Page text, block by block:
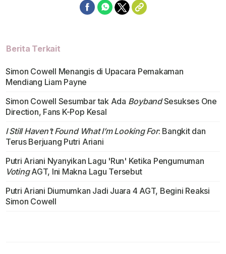
Berita Terkait
Simon Cowell Menangis di Upacara Pemakaman
Mendiang Liam Payne
Simon Cowell Sesumbar tak Ada BoybandSesukses One
Direction, Fans K-Pop Kesal
I Still Haven’t Found What I’m Looking For: Bangkit dan
Terus Berjuang Putri Ariani
Putri Ariani Nyanyikan Lagu 'Run' Ketika Pengumuman
VotingAGT, Ini Makna Lagu Tersebut
Putri Ariani Diumumkan Jadi Juara 4 AGT, Begini Reaksi
Simon Cowell